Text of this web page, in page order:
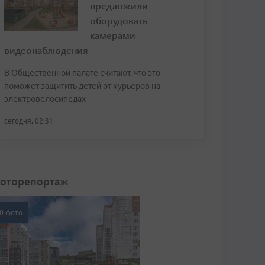
предложили
оборудовать
камерами
видеонаблюдения
В Общественной палате считают, что это
поможет защитить детей от курьеров на
электровелосипедах
сегодня, 02:31
фото